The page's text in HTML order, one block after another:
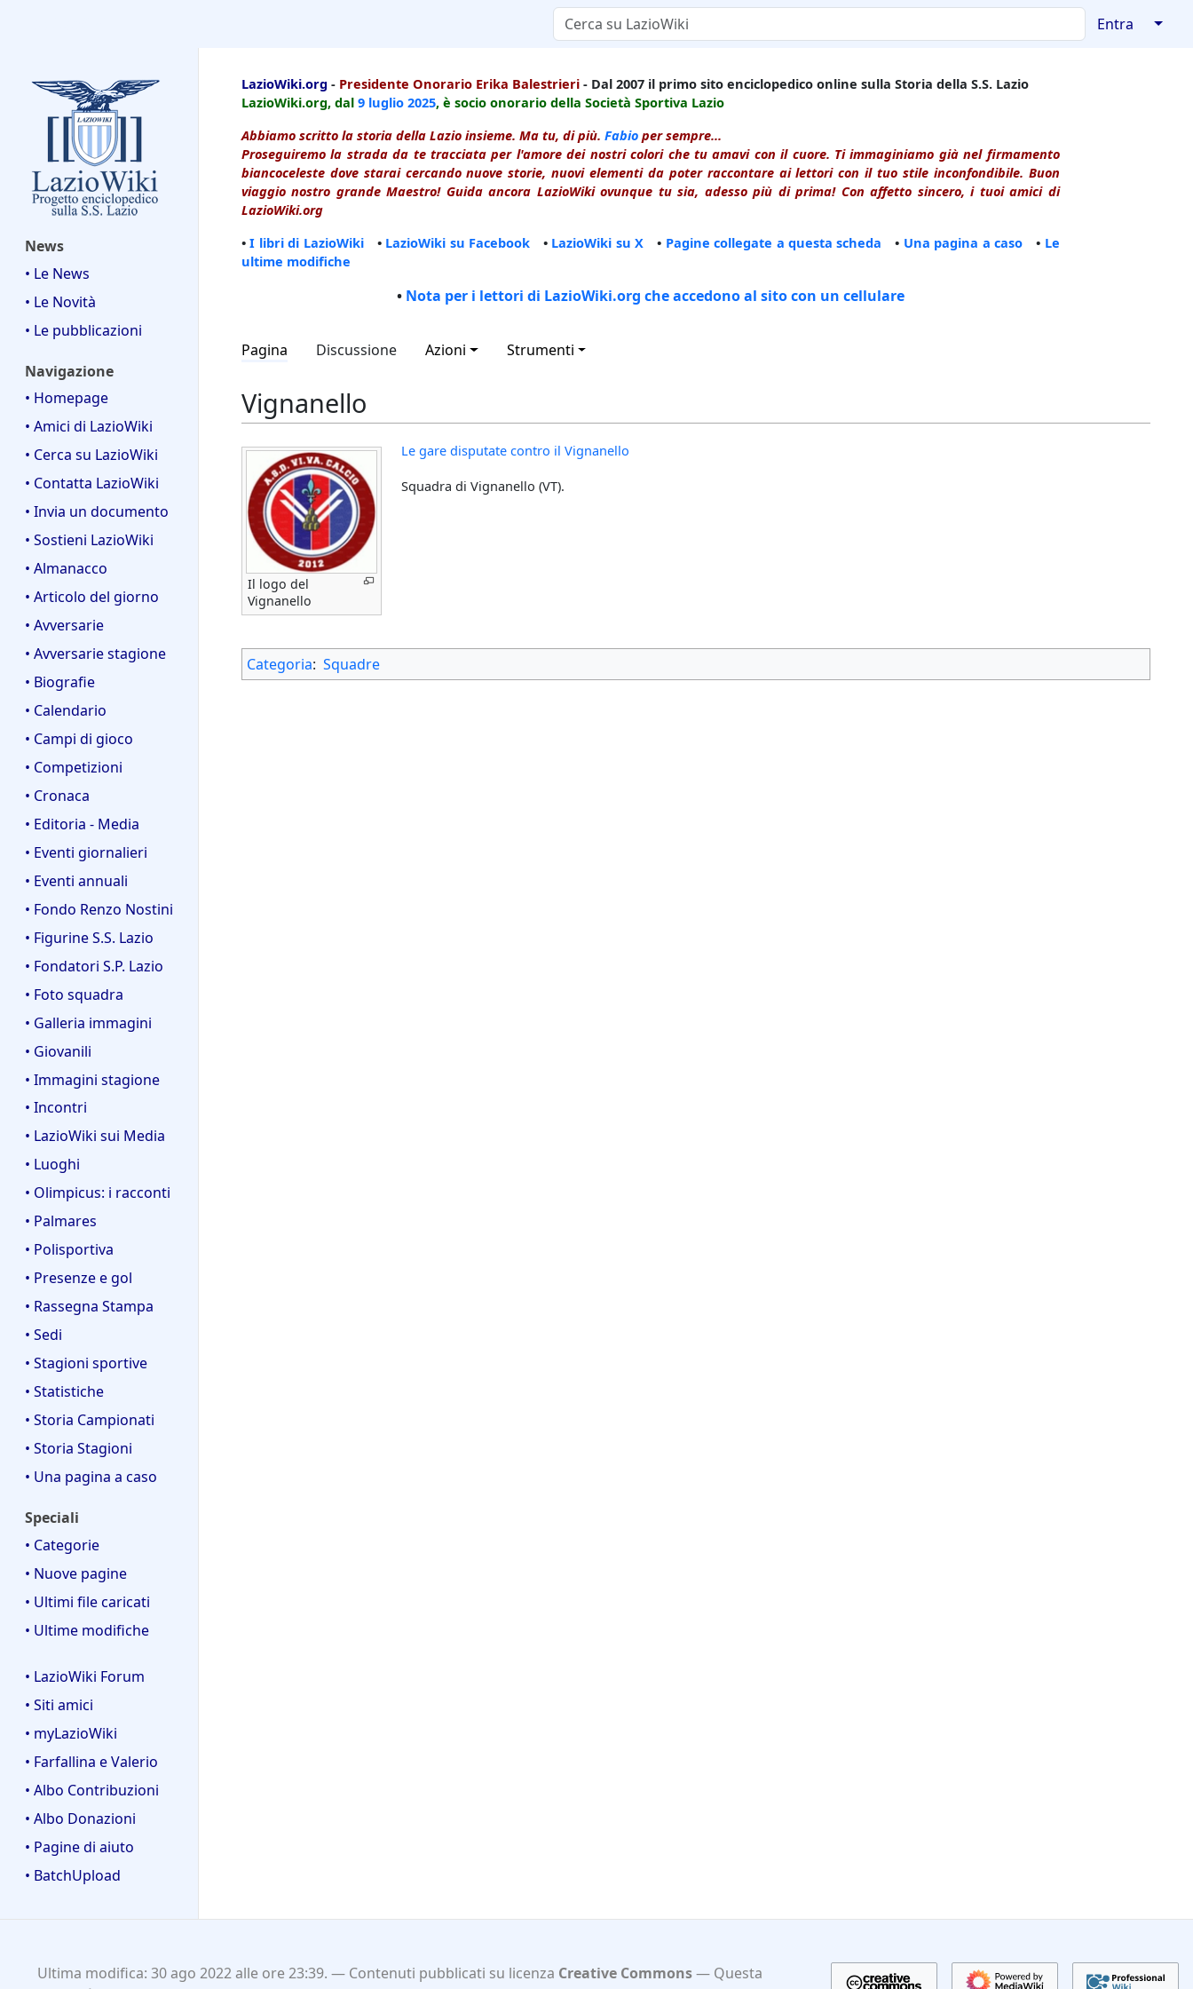
Entra ↓
News
• Le News
• Le Novità
• Le pubblicazioni
Navigazione
• Homepage
• Amici di LazioWiki
• Cerca su LazioWiki
• Contatta LazioWiki
• Invia un documento
• Sostieni LazioWiki
• Almanacco
• Articolo del giorno
• Avversarie
• Avversarie stagione
• Biografie
• Calendario
• Campi di gioco
• Competizioni
• Cronaca
• Editoria - Media
• Eventi giornalieri
• Eventi annuali
• Fondo Renzo Nostini
• Figurine S.S. Lazio
• Fondatori S.P. Lazio
• Foto squadra
• Galleria immagini
• Giovanili
• Immagini stagione
• Incontri
• LazioWiki sui Media
• Luoghi
• Olimpicus: i racconti
• Palmares
• Polisportiva
• Presenze e gol
• Rassegna Stampa
• Sedi
• Stagioni sportive
• Statistiche
• Storia Campionati
• Storia Stagioni
• Una pagina a caso
Speciali
• Categorie
• Nuove pagine
• Ultimi file caricati
• Ultime modifiche
• LazioWiki Forum
• Siti amici
• myLazioWiki
• Farfallina e Valerio
• Albo Contribuzioni
• Albo Donazioni
• Pagine di aiuto
• BatchUpload
LazioWiki.org - Presidente Onorario Erika Balestrieri - Dal 2007 il primo sito enciclopedico online sulla Storia della S.S. Lazio
LazioWiki.org, dal 9 luglio 2025, è socio onorario della Società Sportiva Lazio
Abbiamo scritto la storia della Lazio insieme. Ma tu, di più. Fabio per sempre...
Proseguiremo la strada da te tracciata per l'amore dei nostri colori che tu amavi con il cuore. Ti immaginiamo già nel firmamento
biancoceleste dove starai cercando nuove storie, nuovi elementi da poter raccontare ai lettori con il tuo stile inconfondibile. Buon
viaggio nostro grande Maestro! Guida ancora LazioWiki ovunque tu sia, adesso più di prima! Con affetto sincero, i tuoi amici di
LazioWiki.org
•I libri di LazioWiki• LazioWiki su Facebook • LazioWiki su X • Pagine collegate a questa scheda • Una pagina a caso • Le
ultime modifiche
• Nota per i lettori di LazioWiki.org che accedono al sito con un cellulare
Pagina Discussione Azioni Strumenti
Vignanello
Il logo del
Vignanello
Le gare disputate contro il Vignanello
Squadra di Vignanello (VT).
Categoria: Squadre
Ultima modifica: 30 ago 2022 alle ore 23:39. Contenuti pubblicati su licenza Creative Commons
Questa